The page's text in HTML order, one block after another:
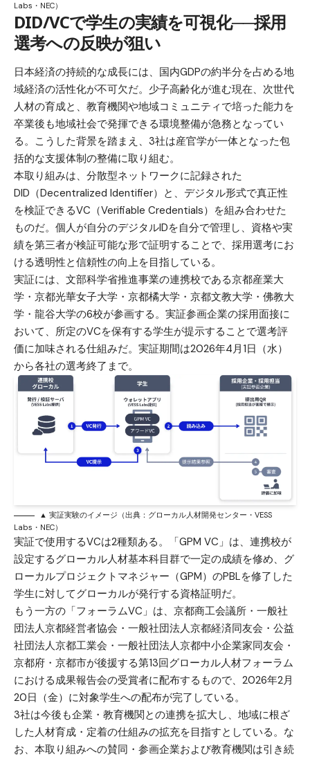
Labs・NEC）
DID/VCで学生の実績を可視化──採用
選考への反映が狙い
日本経済の持続的な成長には、国内GDPの約半分を占める地
域経済の活性化が不可欠だ。少子高齢化が進む現在、次世代
人材の育成と、教育機関や地域コミュニティで培った能力を
卒業後も地域社会で発揮できる環境整備が急務となってい
る。こうした背景を踏まえ、3社は産官学が一体となった包
括的な支援体制の整備に取り組む。
本取り組みは、分散型ネットワークに記録された
DID（Decentralized Identifier）と、デジタル形式で真正性
を検証できるVC（Verifiable Credentials）を組み合わせた
ものだ。個人が自分のデジタルIDを自分で管理し、資格や実
績を第三者が検証可能な形で証明することで、採用選考にお
ける透明性と信頼性の向上を目指している。
実証には、文部科学省推進事業の連携校である京都産業大
学・京都光華女子大学・京都橘大学・京都文教大学・佛教大
学・龍谷大学の6校が参画する。実証参画企業の採用面接に
おいて、所定のVCを保有する学生が提示することで選考評
価に加味される仕組みだ。実証期間は2026年4月1日（水）
から各社の選考終了まで。
▲ 実証実験のイメージ（出典：グローカル人材開発センター・VESS
Labs・NEC）
実証で使用するVCは2種類ある。「GPM VC」は、連携校が
設定するグローカル人材基本科目群で一定の成績を修め、グ
ローカルプロジェクトマネジャー（GPM）のPBLを修了した
学生に対してグローカルが発行する資格証明だ。
もう一方の「フォーラムVC」は、京都商工会議所・一般社
団法人京都経営者協会・一般社団法人京都経済同友会・公益
社団法人京都工業会・一般社団法人京都中小企業家同友会・
京都府・京都市が後援する第13回グローカル人材フォーラム
における成果報告会の受賞者に配布するもので、2026年2月
20日（金）に対象学生への配布が完了している。
3社は今後も企業・教育機関との連携を拡大し、地域に根ざ
した人材育成・定着の仕組みの拡充を目指すとしている。な
お、本取り組みへの賛同・参画企業および教育機関は引き続